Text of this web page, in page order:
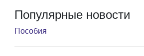
Популярные новости
Пособия